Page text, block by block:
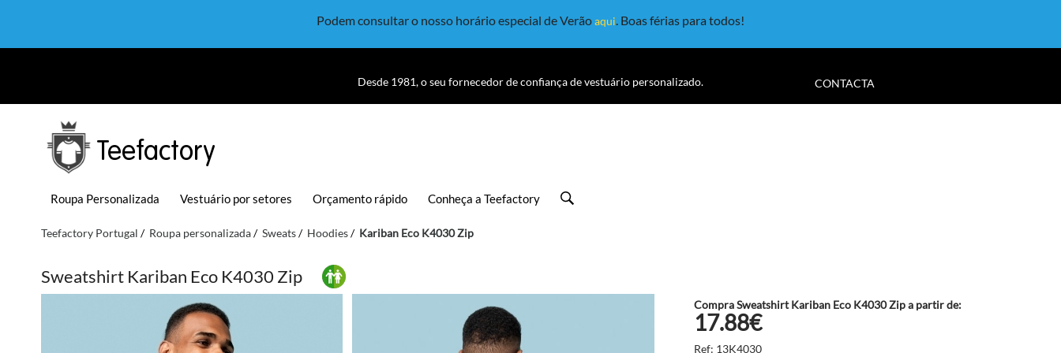
Podem consultar o nosso horário especial de Verãoaqui. Boas férias para todos!
Desde 1981, o seu fornecedor de confiança de vestuário personalizado. CONTACTA
Teefactory
Roupa Personalizada Vestuário por setores Orçamento rápido Conheça a Teefactory
Teefactory Portugal Roupa personalizada Sweats Hoodies Kariban Eco K4030 Zip
Sweatshirt Kariban Eco K4030 Zip
Compra Sweatshirt Kariban Eco K4030 Zip a partir de:
17.88€
Ref: 13K4030